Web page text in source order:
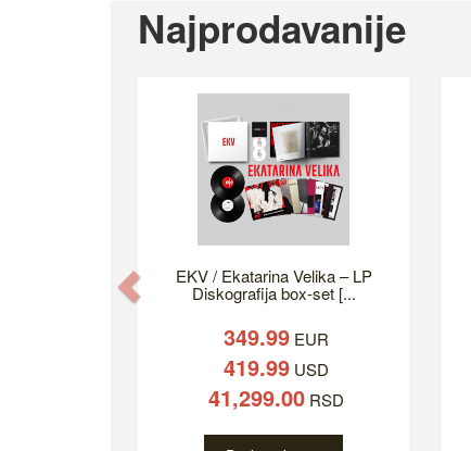
Najprodavanije
EKV / Ekatarina Velika – LP
Diskografija box-set [...
349.99 EUR
419.99 USD
41,299.00 RSD
Previous